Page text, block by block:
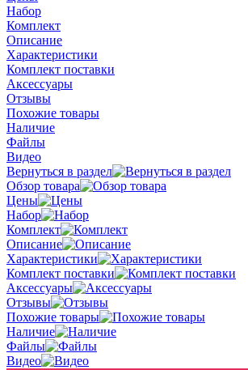
Набор
Комплект
Описание
Характеристики
Комплект поставки
Аксессуары
Отзывы
Похожие товары
Наличие
Файлы
Видео
Вернуться в раздел
Обзор товара
Цены
Набор
Комплект
Описание
Характеристики
Комплект поставки
Аксессуары
Отзывы
Похожие товары
Наличие
Файлы
Видео